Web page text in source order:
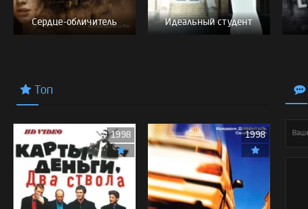
Сердце-обличитель Идеальный студент
Топ
1998 1998